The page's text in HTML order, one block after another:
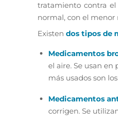
tratamiento contra
normal, con el menor
Existen dos tipos de
Medicamentos
el aire. Se usan en
más usados son
Medicamentos
corrigen. Se